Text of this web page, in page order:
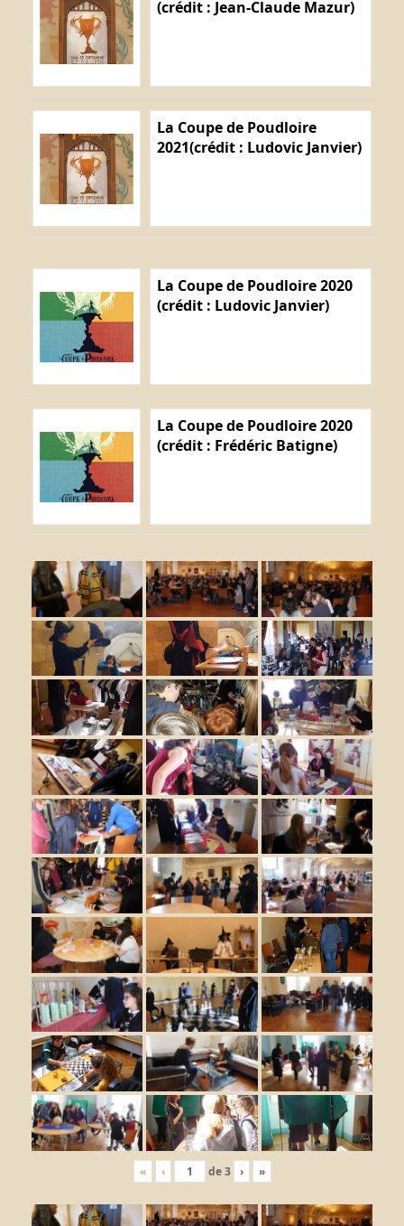
(crédit : Jean-Claude Mazur)
La Coupe de Poudloire
2021(crédit : Ludovic Janvier)
La Coupe de Poudloire 2020
(crédit : Ludovic Janvier)
La Coupe de Poudloire 2020
(crédit : Frédéric Batigne)
« ‹ de3 › »